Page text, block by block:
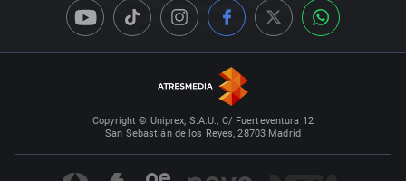
Copyright © Uniprex, S.A.U., C/ Fuerteventura 12
San Sebastián de los Reyes, 28703 Madrid